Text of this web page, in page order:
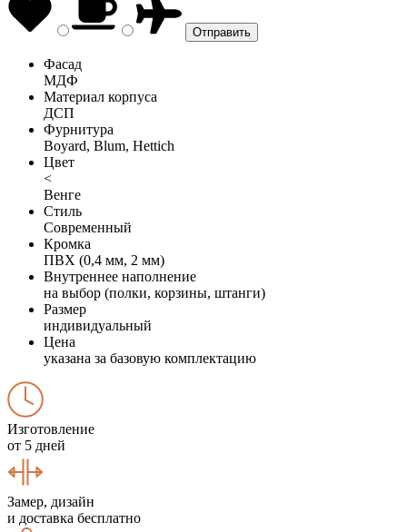
Фасад
МДФ
Материал корпуса
ДСП
Фурнитура
Boyard, Blum, Hettich
Цвет
<
Венге
Стиль
Современный
Кромка
ПВХ (0,4 мм, 2 мм)
Внутреннее наполнение
на выбор (полки, корзины, штанги)
Размер
индивидуальный
Цена
указана за базовую комплектацию
Изготовление
от 5 дней
Замер, дизайн
и доставка бесплатно